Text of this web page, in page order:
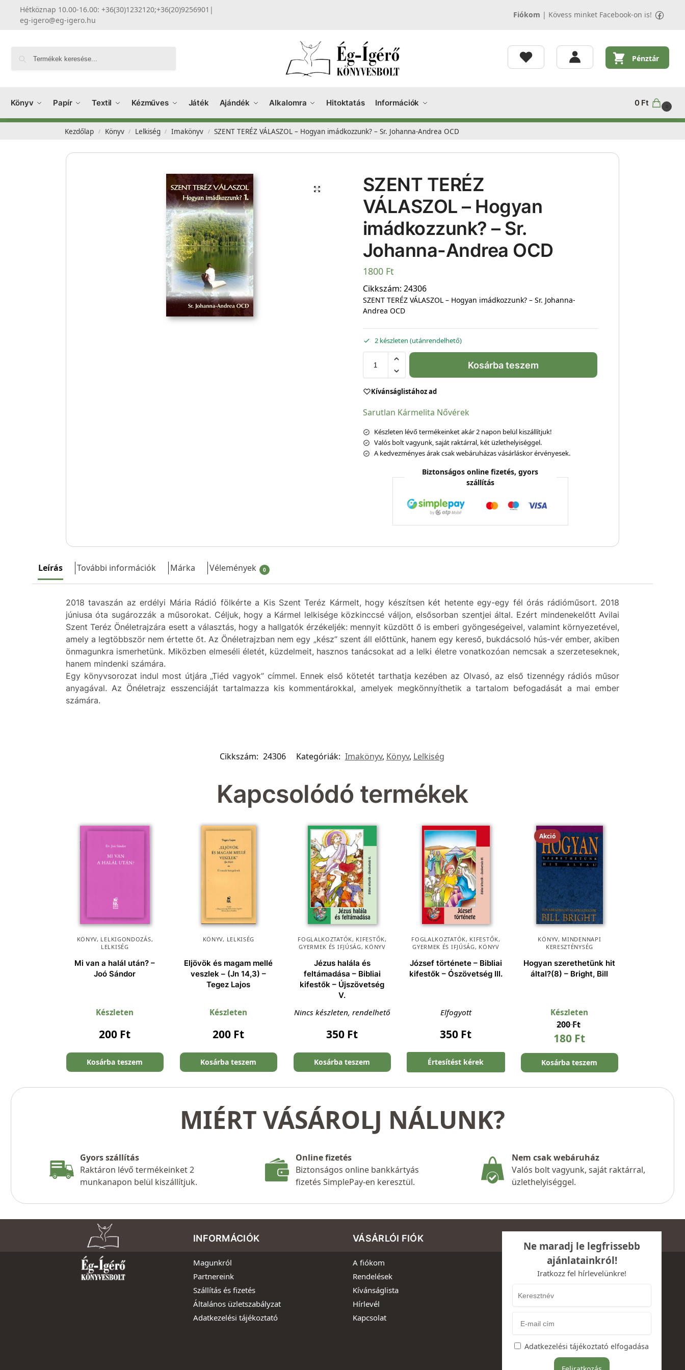
Hétköznap 10.00-16.00: +36(30)1232120;+36(20)9256901 |
eg-igero@eg-igero.hu
Fiókom | Kövess minket Facebook-on is!
Pénztár
Könyv Papír Textil Kézműves Játék Ajándék Alkalomra Hitoktatás Információk 0 Ft 0
Kezdőlap / Könyv / Lelkiség / Imakönyv / SZENT TERÉZ VÁLASZOL – Hogyan imádkozzunk? – Sr. Johanna-Andrea OCD
SZENT TERÉZ
VÁLASZOL – Hogyan
imádkozzunk? – Sr.
Johanna-Andrea OCD
1800 Ft
Cikkszám: 24306
SZENT TERÉZ VÁLASZOL – Hogyan imádkozzunk? – Sr. Johanna-
Andrea OCD
2 készleten (utánrendelhető)
Kosárba teszem
Kívánságlistához ad
Sarutlan Kármelita Nővérek
Készleten lévő termékeinket akár 2 napon belül kiszállítjuk!
Valós bolt vagyunk, saját raktárral, két üzlethelyiséggel.
A kedvezményes árak csak webáruházas vásárláskor érvényesek.
Biztonságos online fizetés, gyors
szállítás
Leírás További információk Márka Vélemények 0
2018 tavaszán az erdélyi Mária Rádió fölkérte a Kis Szent Teréz Kármelt, hogy készítsen két hetente egy-egy fél órás rádióműsort. 2018
júniusa óta sugározzák a műsorokat. Céljuk, hogy a Kármel lelkisége közkinccsé váljon, elsősorban szentjei által. Ezért mindenekelőtt Avilai
Szent Teréz Önéletrajzára esett a választás, hogy a hallgatók érzékeljék: mennyit küzdött ő is emberi gyöngeségeivel, valamint környezetével,
amely a legtöbbször nem értette őt. Az Önéletrajzban nem egy „kész” szent áll előttünk, hanem egy kereső, bukdácsoló hús-vér ember, akiben
önmagunkra ismerhetünk. Miközben elmeséli életét, küzdelmeit, hasznos tanácsokat ad a lelki életre vonatkozóan nemcsak a szerzeteseknek,
hanem mindenki számára.
Egy könyvsorozat indul most útjára „Tiéd vagyok” címmel. Ennek első kötetét tarthatja kezében az Olvasó, az első tizennégy rádiós műsor
anyagával. Az Önéletrajz esszenciáját tartalmazza kis kommentárokkal, amelyek megkönnyíthetik a tartalom befogadását a mai ember
számára.
Cikkszám: 24306 Kategóriák: Imakönyv, Könyv, Lelkiség
Kapcsolódó termékek
KÖNYV, LELKIGONDOZÁS,
LELKISÉG
Mi van a halál után? –
Joó Sándor
Készleten
200 Ft
Kosárba teszem
KÖNYV, LELKISÉG
Eljövök és magam mellé
veszlek – (Jn 14,3) –
Tegez Lajos
Készleten
200 Ft
Kosárba teszem
FOGLALKOZTATÓK, KIFESTŐK,
GYERMEK ÉS IFJÚSÁG, KÖNYV
Jézus halála és
feltámadása – Bibliai
kifestők – Újszövetség
V.
Nincs készleten, rendelhető
350 Ft
Kosárba teszem
FOGLALKOZTATÓK, KIFESTŐK,
GYERMEK ÉS IFJÚSÁG, KÖNYV
József története – Bibliai
kifestők – Ószövetség III.
Elfogyott
350 Ft
Értesítést kérek
Akció
KÖNYV, MINDENNAPI
KERESZTÉNYSÉG
Hogyan szerethetünk hit
által?(8) – Bright, Bill
Készleten
200Ft
180 Ft
Kosárba teszem
MIÉRT VÁSÁROLJ NÁLUNK?
Gyors szállítás
Raktáron lévő termékeinket 2
munkanapon belül kiszállítjuk.
Online fizetés
Biztonságos online bankkártyás
fizetés SimplePay-en keresztül.
Nem csak webáruház
Valós bolt vagyunk, saját raktárral,
üzlethelyiséggel.
INFORMÁCIÓK
Magunkról
Partnereink
Szállítás és fizetés
Általános üzletszabályzat
Adatkezelési tájékoztató
VÁSÁRLÓI FIÓK
A fiókom
Rendelések
Kívánságlista
Hírlevél
Kapcsolat
Ne maradj le legfrissebb
ajánlatainkról!
Iratkozz fel hírlevelünkre!
Adatkezelési tájékoztató elfogadása